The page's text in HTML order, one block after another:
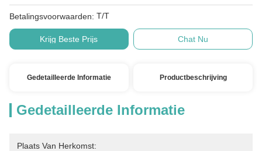
Betalingsvoorwaarden: T/T
Krijg Beste Prijs Chat Nu
Gedetailleerde Informatie Productbeschrijving
Gedetailleerde Informatie
Plaats Van Herkomst: